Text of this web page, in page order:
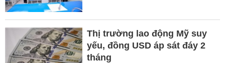
Thị trường lao động Mỹ suy
yếu, đồng USD áp sát đáy 2
tháng